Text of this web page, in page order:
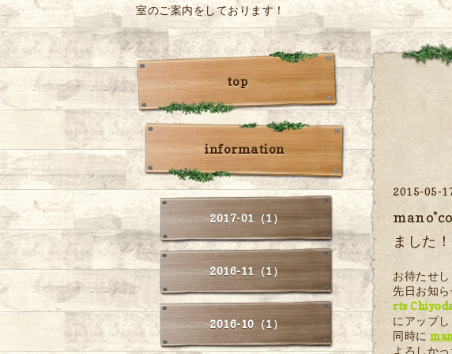
室のご案内をしております！
2015-05-
ました！
お待たせし
先日お知
rts
にアップし
同時に
よろしか
top
information
2017-01（1）
2016-11（1）
2016-10（1）